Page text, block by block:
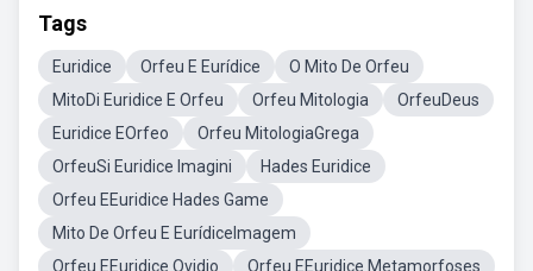
Tags
Euridice Orfeu E Eurídice
O Mito De Orfeu
MitoDi Euridice E Orfeu
Orfeu Mitologia
OrfeuDeus
Euridice EOrfeo
Orfeu MitologiaGrega
OrfeuSi Euridice Imagini
Hades Euridice
Orfeu EEuridice Hades Game
Mito De Orfeu E EurídiceImagem
Orfeu EEuridice Ovidio
Orfeu EEuridice Metamorfoses